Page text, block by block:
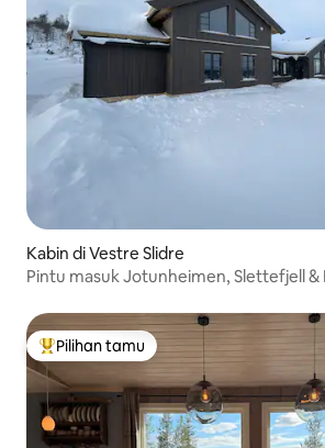
Kabin di Vestre Slidre
Pintu masuk Jotunheimen, Slettefjell &
Pilihan tamu terpopuler
Pilihan tamu